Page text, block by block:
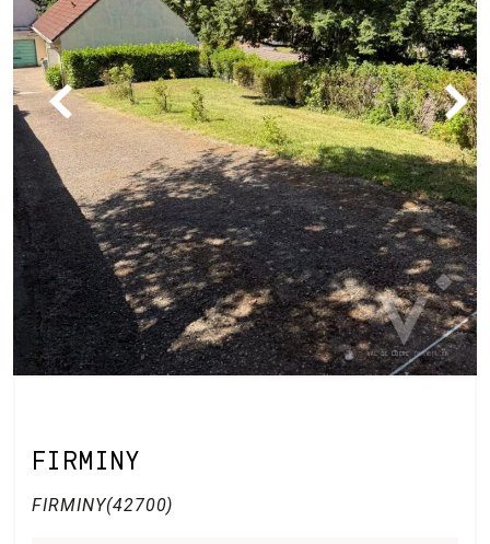
FIRMINY
FIRMINY(42700)
Services
Biens
immobiliers
Contact